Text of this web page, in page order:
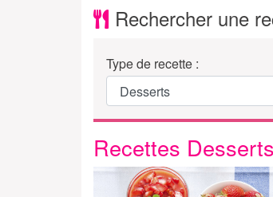
Rechercher une
Type de recette :
Recettes Desserts